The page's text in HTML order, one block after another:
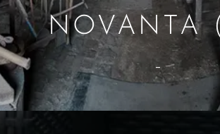
NOVANTA
-